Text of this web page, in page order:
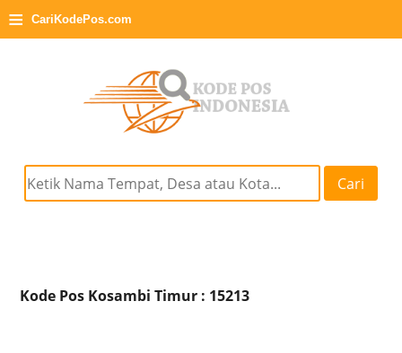
≡ CariKodePos.com
Cari
Kode Pos Kosambi Timur : 15213